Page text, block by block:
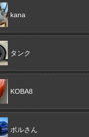
kana
タンク
KOBA8
ポルさん